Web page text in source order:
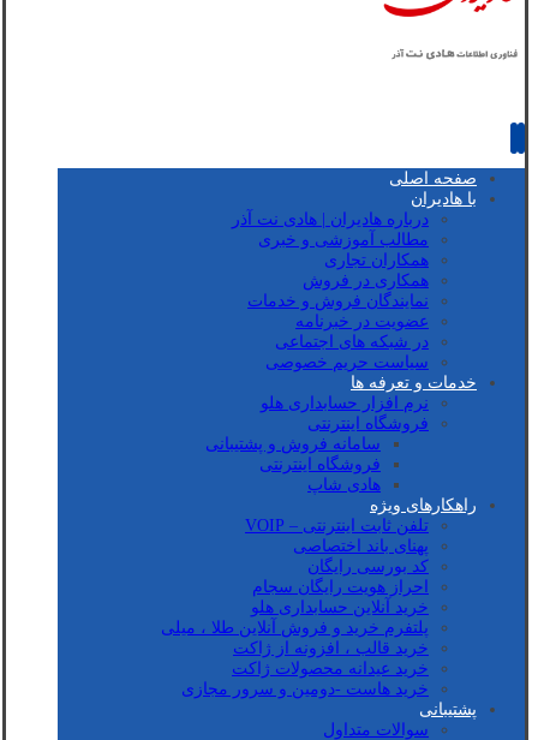
صفحه اصلی
با هادیران
درباره هادیران | هادی نت آذر
مطالب آموزشی و خبری
همکاران تجاری
همکاری در فروش
نمایندگان فروش و خدمات
عضویت در خبرنامه
در شبکه های اجتماعی
سیاست حریم خصوصی
خدمات و تعرفه ها
نرم افزار حسابداری هلو
فروشگاه اینترنتی
سامانه فروش و پشتیبانی
فروشگاه اینترنتی
هادی شاپ
راهکارهای ویژه
تلفن ثابت اینترنتی – VOIP
پهنای باند اختصاصی
کد بورسی رایگان
احراز هویت رایگان سجام
خرید آنلاین حسابداری هلو
پلتفرم خرید و فروش آنلاین طلا ، میلی
خرید قالب ، افزونه از ژاکت
خرید عیدانه محصولات ژاکت
خرید هاست -دومین و سرور مجازی
پشتیبانی
سوالات متداول